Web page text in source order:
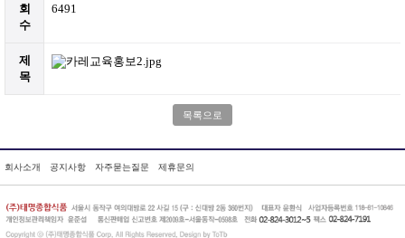
회
수
6491
제
목
목록으로
회사소개 공지사항 자주묻는질문 제휴문의